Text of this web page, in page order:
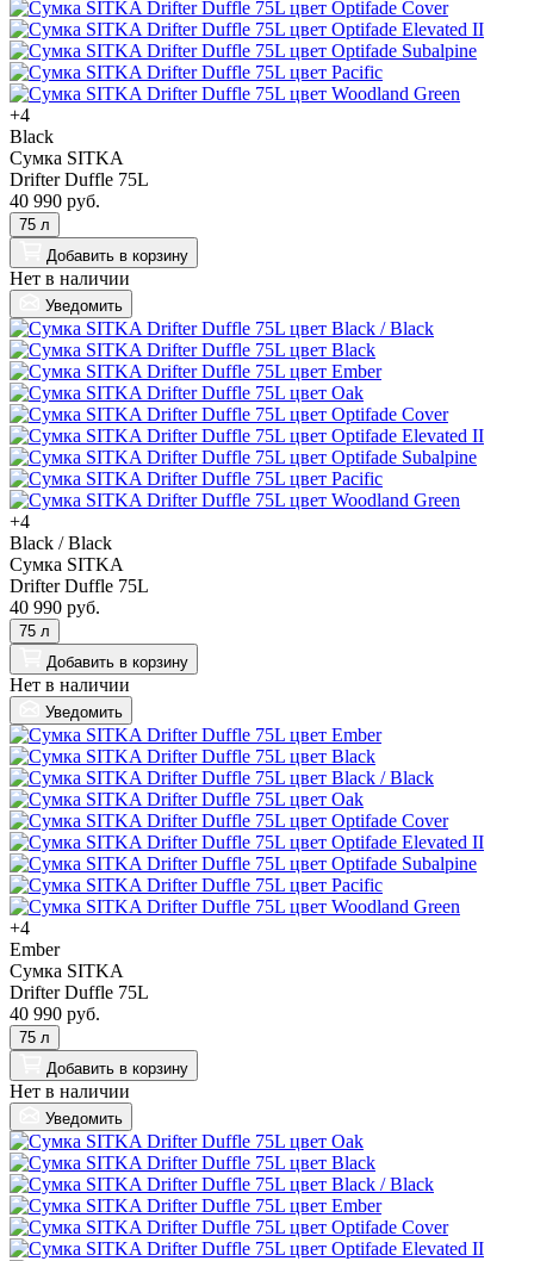
+4
Black
Сумка SITKA
Drifter Duffle 75L
40 990 руб.
75 л
Добавить в корзину
Нет в наличии
Уведомить
+4
Black / Black
Сумка SITKA
Drifter Duffle 75L
40 990 руб.
75 л
Добавить в корзину
Нет в наличии
Уведомить
+4
Ember
Сумка SITKA
Drifter Duffle 75L
40 990 руб.
75 л
Добавить в корзину
Нет в наличии
Уведомить